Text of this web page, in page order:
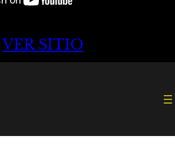
VER SITIO